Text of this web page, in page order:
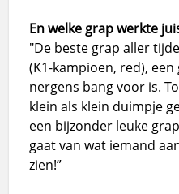
En welke grap werkte
"De beste grap aller
(K1-kampioen, red),
nergens bang voor is.
klein als klein duimpje
een bijzonder leuke
gaat van wat iemand
zien!”